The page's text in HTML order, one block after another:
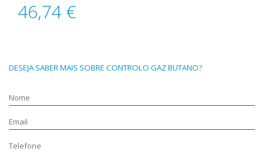
46,74 €
DESEJA SABER MAIS SOBRE CONTROLO GAZ BUTANO?